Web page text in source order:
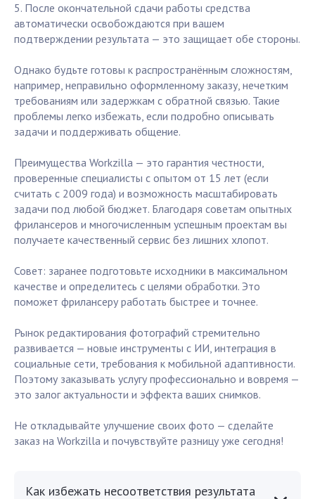
5. После окончательной сдачи работы средства
автоматически освобождаются при вашем
подтверждении результата — это защищает обе стороны.
Однако будьте готовы к распространённым сложностям,
например, неправильно оформленному заказу, нечетким
требованиям или задержкам с обратной связью. Такие
проблемы легко избежать, если подробно описывать
задачи и поддерживать общение.
Преимущества Workzilla — это гарантия честности,
проверенные специалисты с опытом от 15 лет (если
считать с 2009 года) и возможность масштабировать
задачи под любой бюджет. Благодаря советам опытных
фрилансеров и многочисленным успешным проектам вы
получаете качественный сервис без лишних хлопот.
Совет: заранее подготовьте исходники в максимальном
качестве и определитесь с целями обработки. Это
поможет фрилансеру работать быстрее и точнее.
Рынок редактирования фотографий стремительно
развивается — новые инструменты с ИИ, интеграция в
социальные сети, требования к мобильной адаптивности.
Поэтому заказывать услугу профессионально и вовремя —
это залог актуальности и эффекта ваших снимков.
Не откладывайте улучшение своих фото — сделайте
заказ на Workzilla и почувствуйте разницу уже сегодня!
Как избежать несоответствия результата